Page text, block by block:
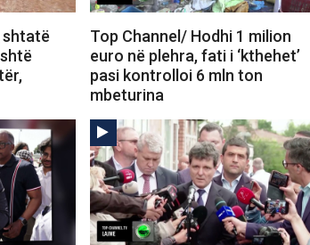
shtatë
Top Channel/ Hodhi 1 milion
euro në plehra, fati i ‘kthehet’
pasi kontrolloi 6 mln ton
mbeturina